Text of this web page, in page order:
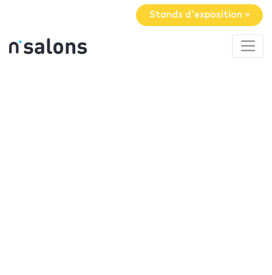
Stands d'exposition »